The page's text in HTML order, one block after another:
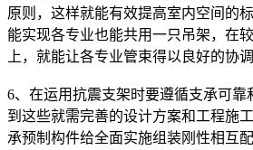
原则，这样就能有效提高室内空间的
能实现各专业也能共用一只吊架，在
上，就能让各专业管束得以良好的协调
6、在运用抗震支架时要遵循支承可靠
到这些就需完善的设计方案和工程施
承预制构件给全面实施组装刚性相互